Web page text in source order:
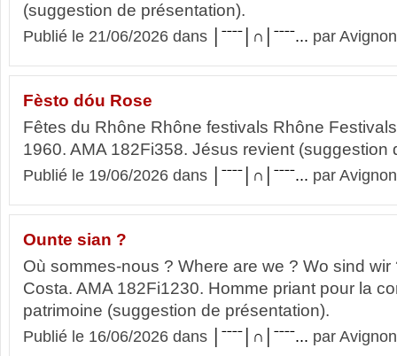
(suggestion de présentation).
Publié le 21/06/2026 dans │ˉˉˉˉ│∩│ˉˉˉˉ... par
Fèsto dóu Rose
Fêtes du Rhône Rhône festivals Rhône
1960. AMA 182Fi358. Jésus revient (suggestion
Publié le 19/06/2026 dans │ˉˉˉˉ│∩│ˉˉˉˉ... par
Ounte sian ?
Où sommes-nous ? Where are we ? Wo sind
Costa. AMA 182Fi1230. Homme priant pour la
patrimoine (suggestion de présentation).
Publié le 16/06/2026 dans │ˉˉˉˉ│∩│ˉˉˉˉ... par